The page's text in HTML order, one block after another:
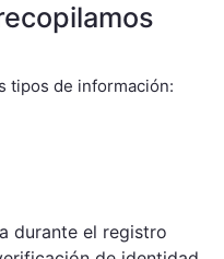
tipos de información:
durante el registro